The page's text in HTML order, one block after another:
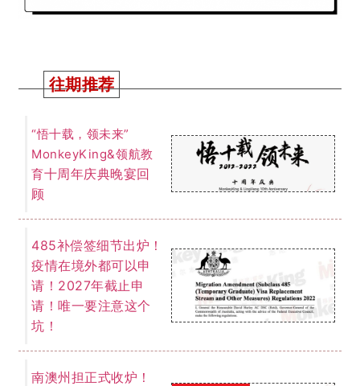
结！下个财年南澳继
续大放异彩还是另有
2023年最新QS世界大
学排名出炉！澳国立
我们为您提供一切关于留学、移民的